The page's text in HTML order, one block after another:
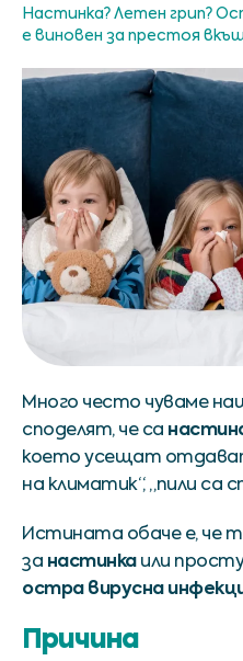
Настинка? Летен грип?
е виновен за престоя
Много често чуваме
споделят, че са
което усещат
на климатик“, „пили са
Истината обаче е, че
за настинкаили
остра вирусна
Причина